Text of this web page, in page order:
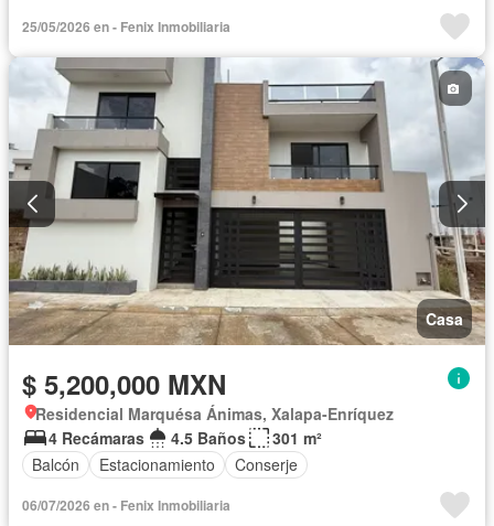
25/05/2026 en - Fenix Inmobiliaria
Casa
$ 5,200,000 MXN
Residencial Marquésa Ánimas, Xalapa-Enríquez
4 Recámaras
4.5 Baños
301 m²
Balcón
Estacionamiento Conserje
06/07/2026 en - Fenix Inmobiliaria